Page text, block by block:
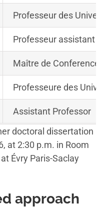
Professeur des
Professeur assistant
Maître de Conferences
Professeure des
Assistant Professor
doctoral dissertation
at 2:30 p.m. in Room
Évry Paris-Saclay
approach